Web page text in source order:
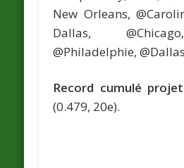
New Orleans,
Dallas,
@Philadelphie,
Record cumulé
(0.479, 20e).